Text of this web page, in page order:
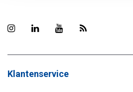
Klantenservice